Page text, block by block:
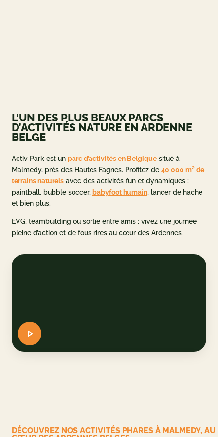
et tarifs
parc
L’UN DES PLUS BEAUX PARCS
D’ACTIVITÉS NATURE EN ARDENNE
BELGE
Activ Park est un parc d’activités en Belgique situé à
Malmedy, près des Hautes Fagnes. Profitez de 40 000 m² de
terrains naturels avec des activités fun et dynamiques :
paintball, bubble soccer, babyfoot humain, lancer de hache
et bien plus.
EVG, teambuilding ou sortie entre amis : vivez une journée
pleine d’action et de fous rires au cœur des Ardennes.
DÉCOUVREZ NOS ACTIVITÉS PHARES À MALMEDY, AU